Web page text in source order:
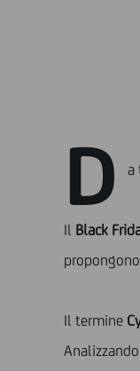
D a
Il Black
Il termine